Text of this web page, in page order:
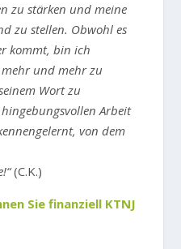
zu stärken und meine
zu stellen. Obwohl es
kommt, bin ich
und mehr zu
Wort zu
Arbeit
von dem
(C.K.)
Sie finanziell KTNJ